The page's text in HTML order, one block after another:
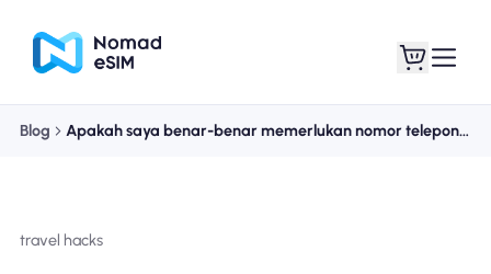
Blog Apakah saya benar-benar memerlukan nomor telepon lokal saat bepergian?
travel hacks